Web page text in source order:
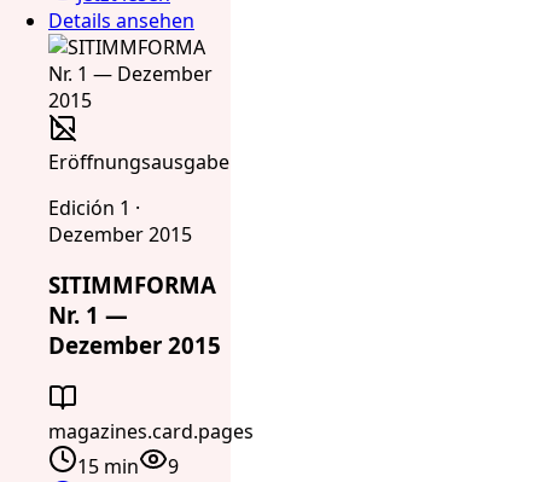
Details ansehen
Eröffnungsausgabe
Edición 1 ·
Dezember 2015
SITIMMFORMA
Nr. 1 —
Dezember 2015
magazines.card.pages
15 min
9